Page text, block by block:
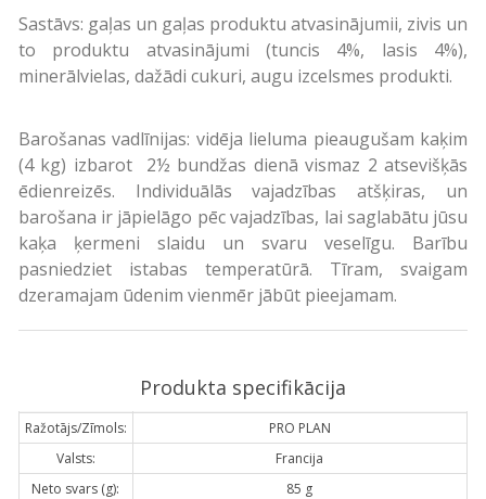
Sastāvs: gaļas un gaļas produktu atvasinājumii, zivis un
to produktu atvasinājumi (tuncis 4%, lasis 4%),
minerālvielas, dažādi cukuri, augu izcelsmes produkti.
Barošanas vadlīnijas: vidēja lieluma pieaugušam kaķim
(4 kg) izbarot 2½ bundžas dienā vismaz 2 atsevišķās
ēdienreizēs. Individuālās vajadzības atšķiras, un
barošana ir jāpielāgo pēc vajadzības, lai saglabātu jūsu
kaķa ķermeni slaidu un svaru veselīgu. Barību
pasniedziet istabas temperatūrā. Tīram, svaigam
dzeramajam ūdenim vienmēr jābūt pieejamam.
Produkta specifikācija
Ražotājs/Zīmols:
PRO PLAN
Valsts:
Francija
Neto svars (g):
85 g